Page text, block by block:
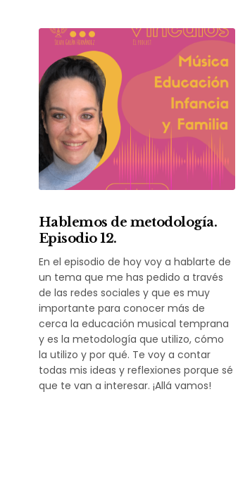
Hablemos de metodología.
Episodio 12.
En el episodio de hoy voy a hablarte de
un tema que me has pedido a través
de las redes sociales y que es muy
importante para conocer más de
cerca la educación musical temprana
y es la metodología que utilizo, cómo
la utilizo y por qué. Te voy a contar
todas mis ideas y reflexiones porque sé
que te van a interesar. ¡Allá vamos!